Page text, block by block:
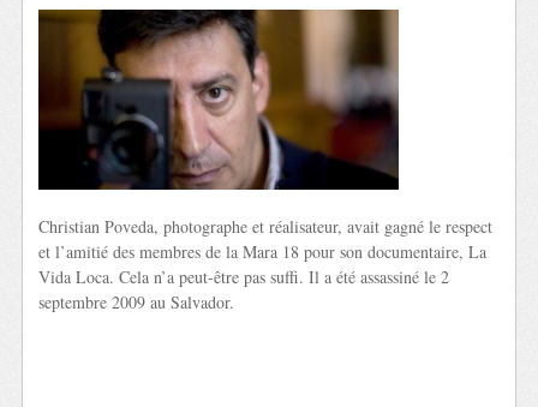
Christian Poveda, photographe et réalisateur, avait gagné le respect
et l’amitié des membres de la Mara 18 pour son documentaire, La
Vida Loca. Cela n’a peut-être pas suffi. Il a été assassiné le 2
septembre 2009 au Salvador.